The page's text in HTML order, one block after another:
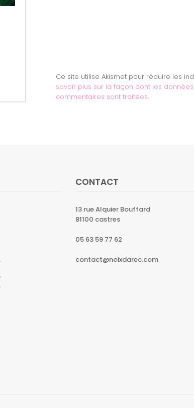
Ce site utilise Akismet pour réduire les
savoir plus sur la façon dont les
commentaires sont traitées.
CONTACT
13 rue Alquier Bouffard
81100 castres
05 63 59 77 62
contact@noixdarec.com